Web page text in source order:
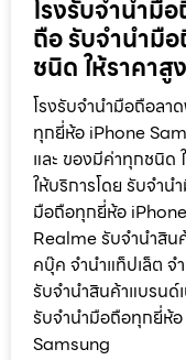
โรงรับจำนำมื
ถือ รับจำนำมื
ชนิด ให้ราคาสูง
โรงรับจำนำมือถือลา
ทุกยี่ห้อ iPhone
และ ของมีค่าทุกชนิด
ให้บริการโดย รับจํา
มือถือทุกยี่ห้อ
Realme รับจำนำสิน
คบุ๊ค จำนำแท็ปเล็ต จ
รับจำนำสินค้าแบรนด์
รับจำนำมือถือทุกยี่ห้อ
Samsung